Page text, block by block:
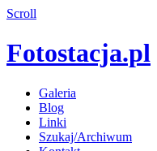
Scroll
Fotostacja.pl
Galeria
Blog
Linki
Szukaj/Archiwum